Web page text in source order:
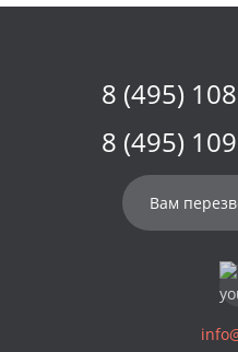
8 (495)
8 (495)
Вам